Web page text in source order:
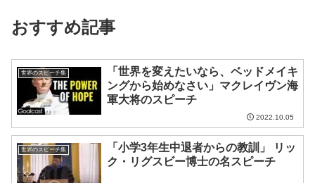
おすすめ記事
世界のスピーチ集
「世界を変えたいなら、ベッドメイキ
ングから始めなさい」マクレイヴン海
軍大将のスピーチ
2022.10.05
世界のスピーチ集
「小学3年生中退者からの教訓」 リッ
ク・リグスビー博士の名スピーチ